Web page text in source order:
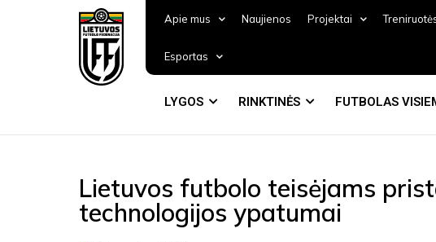
Apie mus Naujienos Projektai
Esportas
LYGOS RINKTINĖS FUTBOLAS
Lietuvos futbolo teisėjams
technologijos ypatumai